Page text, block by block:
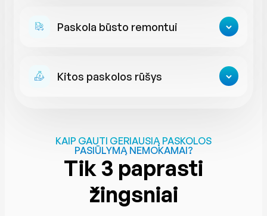
Paskola būsto remontui
Kitos paskolos rūšys
KAIP GAUTI GERIAUSIĄ PASKOLOS
PASIŪLYMĄ NEMOKAMAI?
Tik 3 paprasti
žingsniai